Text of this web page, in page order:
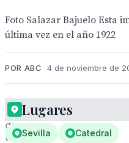
Foto Salazar Bajuelo Esta
última vez en el año 1922
POR ABC 4 de noviembre de
Imagen
de
Cristo
Lugares
Sevilla Catedral